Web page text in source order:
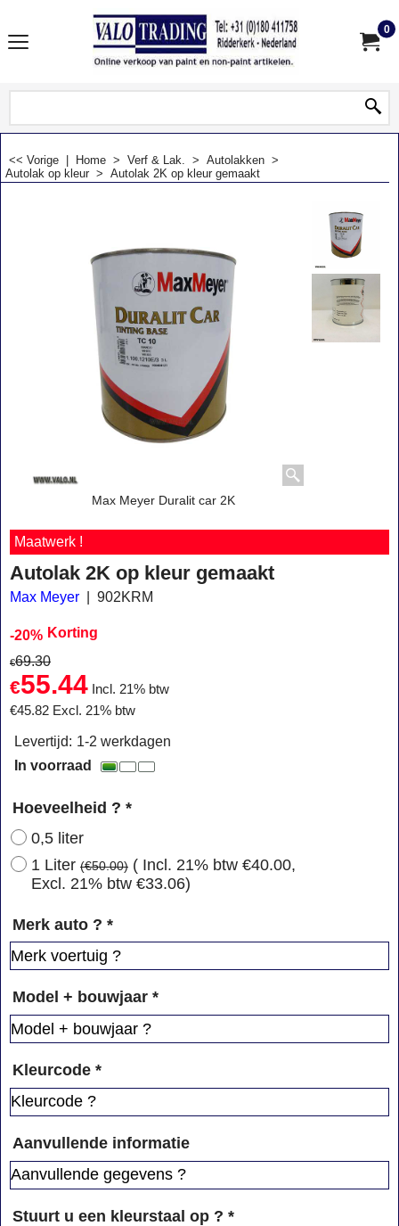
0
<< Vorige Home > Verf & Lak. > Autolakken >
Autolak op kleur > Autolak 2K op kleur gemaakt
Max Meyer Duralit car 2K
Maatwerk !
Autolak 2K op kleur gemaakt
Max Meyer 902KRM
-20% Korting
€69.30
€55.44 Incl. 21% btw
€45.82 Excl. 21% btw
Levertijd: 1-2 werkdagen
In voorraad
Hoeveelheid ? *
0,5 liter
1 Liter (€50.00) ( Incl. 21% btw €40.00,
Excl. 21% btw €33.06)
Merk auto ? *
Model + bouwjaar *
Kleurcode *
Aanvullende informatie
Stuurt u een kleurstaal op ? *